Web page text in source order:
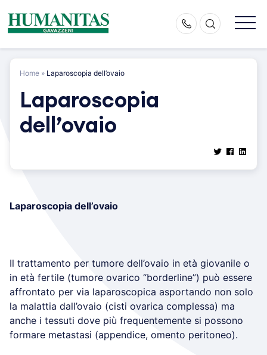
content
Home » Laparoscopia dell’ovaio
Laparoscopia
dell’ovaio
Laparoscopia dell’ovaio
Il trattamento per tumore dell’ovaio in età giovanile o
in età fertile (tumore ovarico “borderline”) può essere
affrontato per via laparoscopica asportando non solo
la malattia dall’ovaio (cisti ovarica complessa) ma
anche i tessuti dove più frequentemente si possono
formare metastasi (appendice, omento peritoneo).